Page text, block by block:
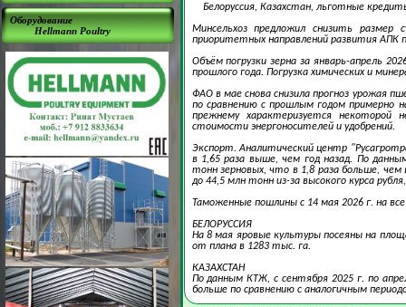
Оборудование
Hellmann Poultry
Белоруссия, Казахстан, льготные
Минсельхоз предложил снизить
приоритетных направлений развития АПК
Объём погрузки зерна за январь-апрель
прошлого года. Погрузка химических и
ФАО в мае снова снизила прогноз урожая
по сравнению с прошлым годом примерно
прежнему характеризуется некоторой
стоимости энергоносителей и удобрений.
Экспорт. Аналитический центр
в 1,65 раза выше, чем год назад. По
тонн зерновых, что в 1,8 раза больше,
до 44,5 млн тонн из-за высокого курса
Таможенные пошлины c 14 мая 2026 г. на
БЕЛОРУССИЯ
На 8 мая яровые культуры посеяны на
от плана в 1283 тыс. га.
КАЗАХСТАН
По данным КТЖ, с сентября 2025 г. по
больше по сравнению с аналогичным